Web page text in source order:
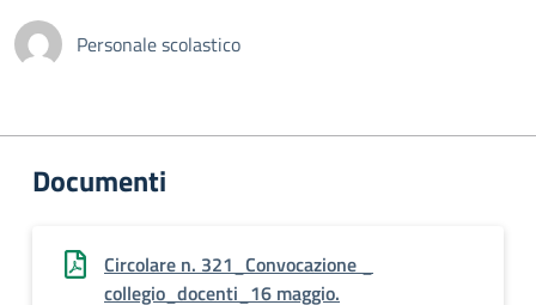
Personale scolastico
Documenti
Circolare n. 321_Convocazione _
collegio_docenti_16 maggio.